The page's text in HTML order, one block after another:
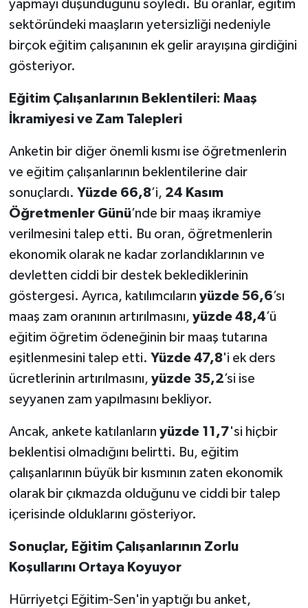
yapmayı düşündüğünü söyledi. Bu oranlar, eğitim
sektöründeki maaşların yetersizliği nedeniyle
birçok eğitim çalışanının ek gelir arayışına girdiğini
gösteriyor.
Eğitim Çalışanlarının Beklentileri: Maaş
İkramiyesi ve Zam Talepleri
Anketin bir diğer önemli kısmı ise öğretmenlerin
ve eğitim çalışanlarının beklentilerine dair
sonuçlardı. Yüzde 66,8’i, 24 Kasım
Öğretmenler Günü’nde bir maaş ikramiye
verilmesini talep etti. Bu oran, öğretmenlerin
ekonomik olarak ne kadar zorlandıklarının ve
devletten ciddi bir destek beklediklerinin
göstergesi. Ayrıca, katılımcıların yüzde 56,6’sı
maaş zam oranının artırılmasını, yüzde 48,4’ü
eğitim öğretim ödeneğinin bir maaş tutarına
eşitlenmesini talep etti. Yüzde 47,8'i ek ders
ücretlerinin artırılmasını, yüzde 35,2’si ise
seyyanen zam yapılmasını bekliyor.
Ancak, ankete katılanların yüzde 11,7'si hiçbir
beklentisi olmadığını belirtti. Bu, eğitim
çalışanlarının büyük bir kısmının zaten ekonomik
olarak bir çıkmazda olduğunu ve ciddi bir talep
içerisinde olduklarını gösteriyor.
Sonuçlar, Eğitim Çalışanlarının Zorlu
Koşullarını Ortaya Koyuyor
Hürriyetçi Eğitim-Sen'in yaptığı bu anket,